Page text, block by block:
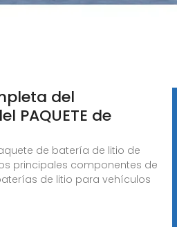
del
PAQUETE de
de batería de litio de
principales componentes de
de litio para vehículos